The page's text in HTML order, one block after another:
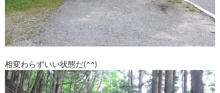
相変わらずいい状態だ(^^)